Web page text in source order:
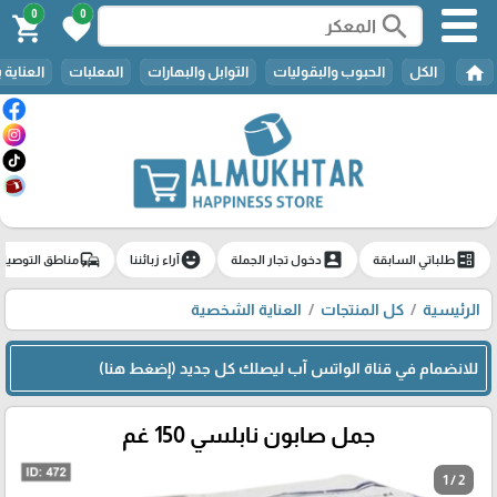
search
0
favorite
0
shopping_cart
home الكل الحبوب والبقوليات التوابل والبهارات المعلبات
ballotطلباتي السابقة account_boxدخول تجار الجملة emoji_emotionsآراء زبائننا commuteمناطق
الرئيسية كل المنتجات العناية الشخصية
للانضمام في قناة الواتس آب ليصلك كل جديد (إضغط هنا)
جمل صابون نابلسي 150 غم
1 / 2